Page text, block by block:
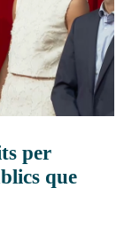
per
que